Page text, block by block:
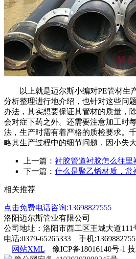
以上就是迈尔斯小编对PE管材生
分析整理进行地介绍，也针对这些问
办法，其实想要保证其管材的质量，
会对症下药之外。还需要注意加工时
法，生产时需有着严格的质检要求。
略其生产过程中的细节问题，因小失
上一篇： 衬胶管道衬胶怎么往里
下一篇： 什么是聚乙烯材质，常
相关推荐
点击免费电话咨询:13698827555
洛阳迈尔斯管业有限公司
公司地址：洛阳市西工区王城大道111
电话:0379-65265333 手机
网站XML 豫ICP备18016140号-1 技